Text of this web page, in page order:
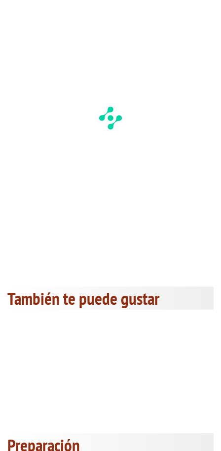
También te puede gustar
Preparación